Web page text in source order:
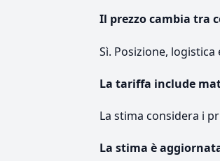
Il prezzo cambia tra
Sì. Posizione,
La tariffa include
La stima considera i
La stima è